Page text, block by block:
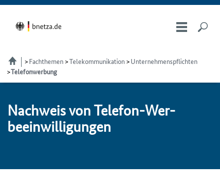
Fachthemen Telekom­munikation
Unternehmenspflichten
Telefonwerbung
Nach­weis von Te­le­fon-Wer­
be­ein­wil­li­gun­gen